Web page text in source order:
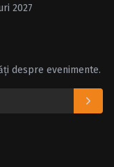
2027
despre evenimente.